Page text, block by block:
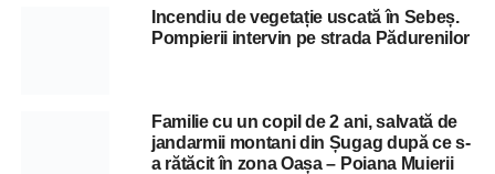
Incendiu de vegetație uscată în Sebeș.
Pompierii intervin pe strada Pădurenilor
Familie cu un copil de 2 ani, salvată de
jandarmii montani din Șugag după ce s-
a rătăcit în zona Oașa – Poiana Muierii